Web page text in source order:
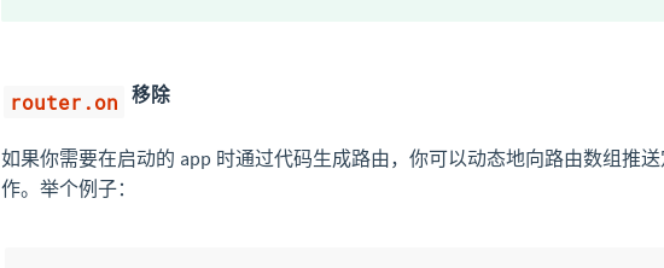
router.on 移除
如果你需要在启动的 app 时通过代码生成路由，你可以动态地向路由数组推
作。举个例子：